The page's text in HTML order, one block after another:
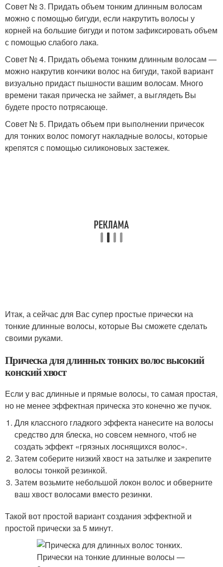
Совет № 3. Придать объем тонким длинным волосам
можно с помощью бигуди, если накрутить волосы у
корней на большие бигуди и потом зафиксировать объем
с помощью слабого лака.
Совет № 4. Придать объема тонким длинным волосам —
можно накрутив кончики волос на бигуди, такой вариант
визуально придаст пышности вашим волосам. Много
времени такая прическа не займет, а выглядеть Вы
будете просто потрясающе.
Совет № 5. Придать объем при выполнении причесок
для тонких волос помогут накладные волосы, которые
крепятся с помощью силиконовых застежек.
Итак, а сейчас для Вас супер простые прически на
тонкие длинные волосы, которые Вы сможете сделать
своими руками.
Прическа для длинных тонких волос высокий
конский хвост
Если у вас длинные и прямые волосы, то самая простая,
но не менее эффектная прическа это конечно же пучок.
Для классного гладкого эффекта нанесите на волосы
средство для блеска, но совсем немного, чтоб не
создать эффект «грязных лоснящихся волос».
Затем соберите низкий хвост на затылке и закрепите
волосы тонкой резинкой.
Затем возьмите небольшой локон волос и обверните
ваш хвост волосами вместо резинки.
Такой вот простой вариант создания эффектной и
простой прически за 5 минут.